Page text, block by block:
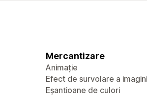
Mercantizare
Animație
Efect de survolare a
Eșantioane de culori